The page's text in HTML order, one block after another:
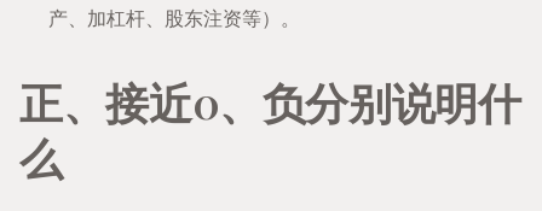
产、加杠杆、股东注资等）。
正、接近0、负分别说明什
么